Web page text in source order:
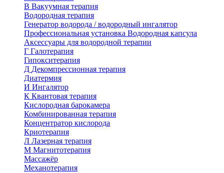
В Вакуумная терапия
Водородная терапия
Генератор водорода / водородный ингалятор
Профессиональная установка Водородная капсула
Аксессуары для водородной терапии
Г Галотерапия
Гипокситерапия
Д Декомпрессионная терапия
Диатермия
И Ингалятор
К Квантовая терапия
Кислородная барокамера
Комбинированная терапия
Концентратор кислорода
Криотерапия
Л Лазерная терапия
М Магнитотерапия
Массажёр
Механотерапия